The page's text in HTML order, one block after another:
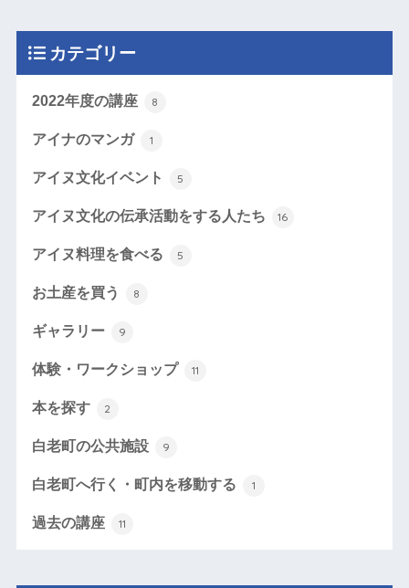
カテゴリー
2022年度の講座 8
アイナのマンガ 1
アイヌ文化イベント 5
アイヌ文化の伝承活動をする人たち 16
アイヌ料理を食べる 5
お土産を買う 8
ギャラリー 9
体験・ワークショップ 11
本を探す 2
白老町の公共施設 9
白老町へ行く・町内を移動する 1
過去の講座 11